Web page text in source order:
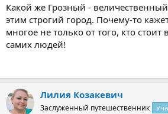
Какой же Грозный -
этим строгий город. Почему-то
многое не только от того, кто стоит
самих людей!
Лилия Козакевич
Заслуженный путешественник